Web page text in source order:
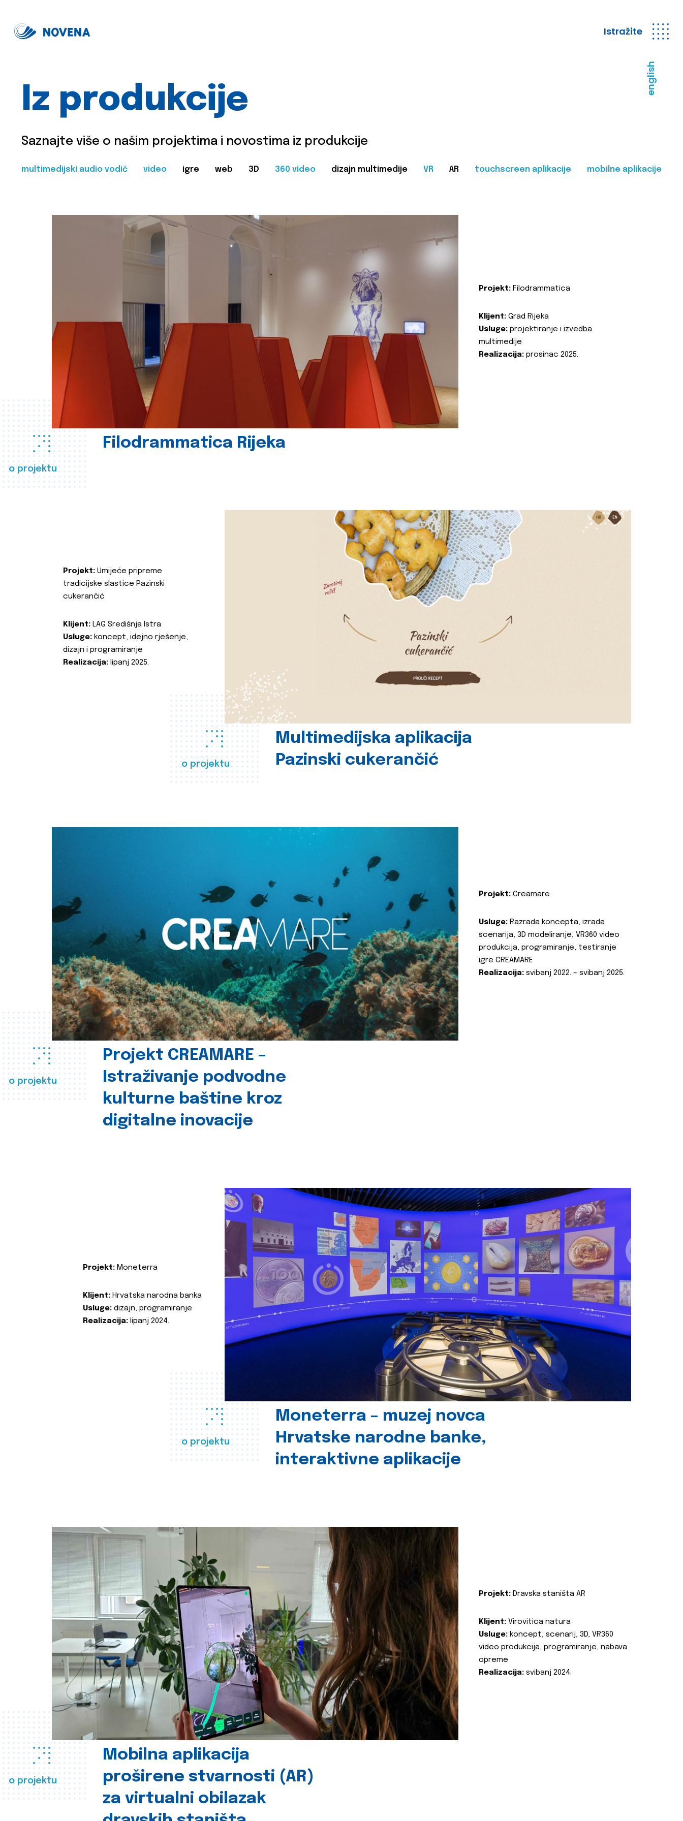
Istražite
english
Iz produkcije
Saznajte više o našim projektima i novostima iz produkcije
multimedijski audio vodič video igre web 3D 360 video dizajn multimedije VR AR touchscreen aplikacije mobilne aplikacije
o projektu
Filodrammatica Rijeka
Projekt: Filodrammatica
Klijent: Grad Rijeka
Usluge: projektiranje i izvedba
multimedije
Realizacija: prosinac 2025.
o projektu
Multimedijska aplikacija
Pazinski cukerančić
Projekt: Umijeće pripreme
tradicijske slastice Pazinski
cukerančić
Klijent: LAG Središnja Istra
Usluge: koncept, idejno rješenje,
dizajn i programiranje
Realizacija: lipanj 2025.
o projektu
Projekt CREAMARE –
Istraživanje podvodne
kulturne baštine kroz
digitalne inovacije
Projekt: Creamare
Usluge: Razrada koncepta, izrada
scenarija, 3D modeliranje, VR360 video
produkcija, programiranje, testiranje
igre CREAMARE
Realizacija: svibanj 2022. – svibanj 2025.
o projektu
Moneterra – muzej novca
Hrvatske narodne banke,
interaktivne aplikacije
Projekt: Moneterra
Klijent: Hrvatska narodna banka
Usluge: dizajn, programiranje
Realizacija: lipanj 2024.
o projektu
Mobilna aplikacija
proširene stvarnosti (AR)
za virtualni obilazak
Projekt: Dravska staništa AR
Klijent: Virovitica natura
Usluge: koncept, scenarij, 3D, VR360
video produkcija, programiranje, nabava
opreme
Realizacija: svibanj 2024.